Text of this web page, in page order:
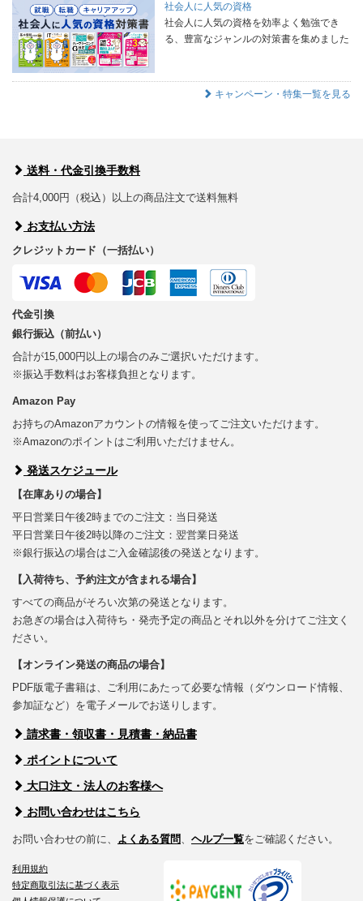
社会人に人気の資格
社会人に人気の資格を効率よく勉強でき
る、豊富なジャンルの対策書を集めました
キャンペーン・特集一覧を見る
送料・代金引換手数料
合計4,000円（税込）以上の商品注文で送料無料
お支払い方法
クレジットカード（一括払い）
代金引換
銀行振込（前払い）
合計が15,000円以上の場合のみご選択いただけます。
※振込手数料はお客様負担となります。
Amazon Pay
お持ちのAmazonアカウントの情報を使ってご注文いただけます。
※Amazonのポイントはご利用いただけません。
発送スケジュール
【在庫ありの場合】
平日営業日午後2時までのご注文：当日発送
平日営業日午後2時以降のご注文：翌営業日発送
※銀行振込の場合はご入金確認後の発送となります。
【入荷待ち、予約注文が含まれる場合】
すべての商品がそろい次第の発送となります。
お急ぎの場合は入荷待ち・発売予定の商品とそれ以外を分けてご注文く
ださい。
【オンライン発送の商品の場合】
PDF版電子書籍は、ご利用にあたって必要な情報（ダウンロード情報、
参加証など）を電子メールでお送りします。
請求書・領収書・見積書・納品書
ポイントについて
大口注文・法人のお客様へ
お問い合わせはこちら
お問い合わせの前に、 よくある質問、 ヘルプ一覧をご確認ください。
利用規約
特定商取引法に基づく表示